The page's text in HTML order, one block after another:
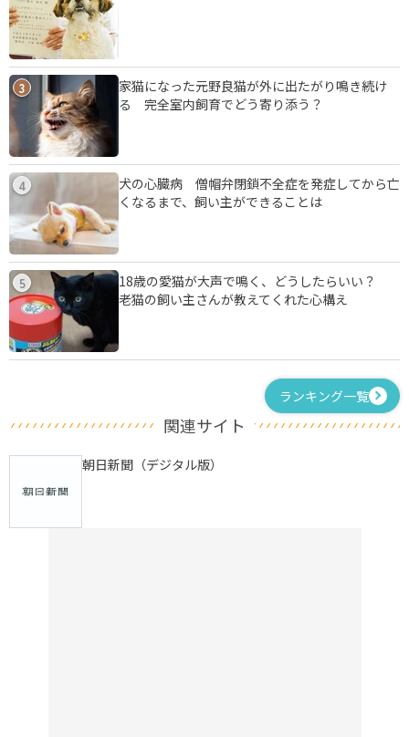
3
家猫になった元野良猫が外に出たがり鳴き続け
る 完全室内飼育でどう寄り添う？
4
犬の心臓病 僧帽弁閉鎖不全症を発症してから亡
くなるまで、飼い主ができることは
5
18歳の愛猫が大声で鳴く、どうしたらいい？
老猫の飼い主さんが教えてくれた心構え
ランキング一覧
関連サイト
朝日新聞（デジタル版）